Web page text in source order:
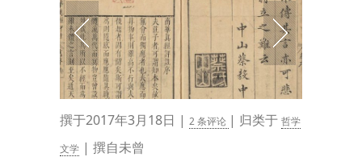
撰于2017年3月18日 | 2 条评论 | 归类于 哲学
文学 | 撰自未曾